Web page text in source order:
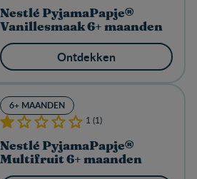
Nestlé PyjamaPapje®
Vanillesmaak 6+ maanden
Ontdekken
6+ MAANDEN
1 (1)
Nestlé PyjamaPapje®
Multifruit 6+ maanden